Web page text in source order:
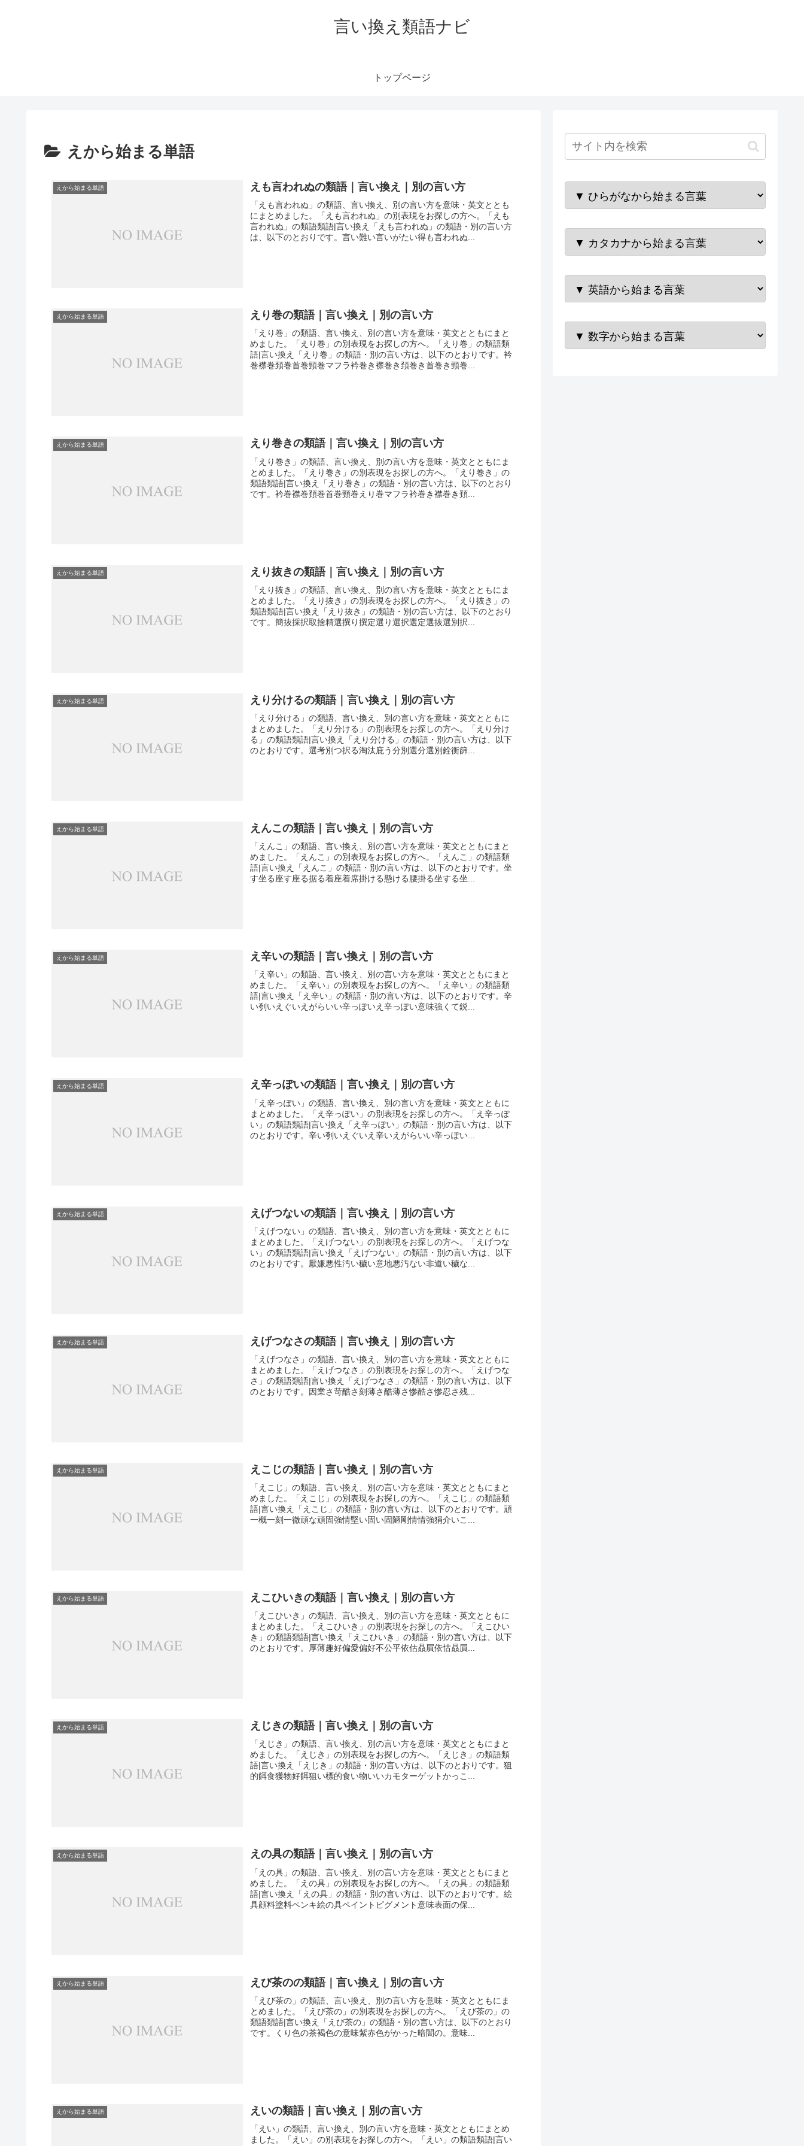
言い換え類語ナビ
トップページ
えから始まる単語
えから始まる単語 えも言われぬの類語｜言い換え｜別の言い方
「えも言われぬ」の類語、言い換え、別の言い方を意味・英文ととも
にまとめました。「えも言われぬ」の別表現をお探しの方へ。「えも
言われぬ」の類語類語|言い換え「えも言われぬ」の類語・別の言い方
は、以下のとおりです。言い難い言いがたい得も言われぬ...
えから始まる単語 えり巻の類語｜言い換え｜別の言い方
「えり巻」の類語、言い換え、別の言い方を意味・英文とともにまと
めました。「えり巻」の別表現をお探しの方へ。「えり巻」の類語類
語|言い換え「えり巻」の類語・別の言い方は、以下のとおりです。衿
巻襟巻頚巻首巻頸巻マフラ衿巻き襟巻き頚巻き首巻き頸巻...
えから始まる単語 えり巻きの類語｜言い換え｜別の言い方
「えり巻き」の類語、言い換え、別の言い方を意味・英文とともにま
とめました。「えり巻き」の別表現をお探しの方へ。「えり巻き」の
類語類語|言い換え「えり巻き」の類語・別の言い方は、以下のとおり
です。衿巻襟巻頚巻首巻頸巻えり巻マフラ衿巻き襟巻き頚...
えから始まる単語 えり抜きの類語｜言い換え｜別の言い方
「えり抜き」の類語、言い換え、別の言い方を意味・英文とともにま
とめました。「えり抜き」の別表現をお探しの方へ。「えり抜き」の
類語類語|言い換え「えり抜き」の類語・別の言い方は、以下のとおり
です。簡抜採択取捨精選撰り撰定選り選択選定選抜選別択...
えから始まる単語 えり分けるの類語｜言い換え｜別の言い方
「えり分ける」の類語、言い換え、別の言い方を意味・英文とともに
まとめました。「えり分ける」の別表現をお探しの方へ。「えり分け
る」の類語類語|言い換え「えり分ける」の類語・別の言い方は、以下
のとおりです。選考別つ択る淘汰庇う分別選分選別銓衡篩...
えから始まる単語 えんこの類語｜言い換え｜別の言い方
「えんこ」の類語、言い換え、別の言い方を意味・英文とともにまと
めました。「えんこ」の別表現をお探しの方へ。「えんこ」の類語類
語|言い換え「えんこ」の類語・別の言い方は、以下のとおりです。坐
す坐る座す座る据る着座着席掛ける懸ける腰掛る坐する坐...
えから始まる単語 え辛いの類語｜言い換え｜別の言い方
「え辛い」の類語、言い換え、別の言い方を意味・英文とともにまと
めました。「え辛い」の別表現をお探しの方へ。「え辛い」の類語類
語|言い換え「え辛い」の類語・別の言い方は、以下のとおりです。辛
い刳いえぐいえがらいい辛っぽいえ辛っぽい意味強くて鋭...
えから始まる単語 え辛っぽいの類語｜言い換え｜別の言い方
「え辛っぽい」の類語、言い換え、別の言い方を意味・英文とともに
まとめました。「え辛っぽい」の別表現をお探しの方へ。「え辛っぽ
い」の類語類語|言い換え「え辛っぽい」の類語・別の言い方は、以下
のとおりです。辛い刳いえぐいえ辛いえがらいい辛っぽい...
えから始まる単語 えげつないの類語｜言い換え｜別の言い方
「えげつない」の類語、言い換え、別の言い方を意味・英文とともに
まとめました。「えげつない」の別表現をお探しの方へ。「えげつな
い」の類語類語|言い換え「えげつない」の類語・別の言い方は、以下
のとおりです。厭嫌悪性汚い穢い意地悪汚ない非道い穢な...
えから始まる単語 えげつなさの類語｜言い換え｜別の言い方
「えげつなさ」の類語、言い換え、別の言い方を意味・英文とともに
まとめました。「えげつなさ」の別表現をお探しの方へ。「えげつな
さ」の類語類語|言い換え「えげつなさ」の類語・別の言い方は、以下
のとおりです。因業さ苛酷さ刻薄さ酷薄さ惨酷さ惨忍さ残...
えから始まる単語 えこじの類語｜言い換え｜別の言い方
「えこじ」の類語、言い換え、別の言い方を意味・英文とともにまと
めました。「えこじ」の別表現をお探しの方へ。「えこじ」の類語類
語|言い換え「えこじ」の類語・別の言い方は、以下のとおりです。頑
一概一刻一徹頑な頑固強情堅い固い固陋剛情情強狷介いこ...
えから始まる単語 えこひいきの類語｜言い換え｜別の言い方
「えこひいき」の類語、言い換え、別の言い方を意味・英文とともに
まとめました。「えこひいき」の別表現をお探しの方へ。「えこひい
き」の類語類語|言い換え「えこひいき」の類語・別の言い方は、以下
のとおりです。厚薄趣好偏愛偏好不公平依估贔屓依怙贔屓...
えから始まる単語 えじきの類語｜言い換え｜別の言い方
「えじき」の類語、言い換え、別の言い方を意味・英文とともにまと
めました。「えじき」の別表現をお探しの方へ。「えじき」の類語類
語|言い換え「えじき」の類語・別の言い方は、以下のとおりです。狙
的餌食獲物好餌狙い標的食い物いいカモターゲットかっこ...
えから始まる単語 えの具の類語｜言い換え｜別の言い方
「えの具」の類語、言い換え、別の言い方を意味・英文とともにまと
めました。「えの具」の別表現をお探しの方へ。「えの具」の類語類
語|言い換え「えの具」の類語・別の言い方は、以下のとおりです。絵
具顔料塗料ペンキ絵の具ペイントピグメント意味表面の保...
えから始まる単語 えび茶のの類語｜言い換え｜別の言い方
「えび茶の」の類語、言い換え、別の言い方を意味・英文とともにま
とめました。「えび茶の」の別表現をお探しの方へ。「えび茶の」の
類語類語|言い換え「えび茶の」の類語・別の言い方は、以下のとおり
です。くり色の茶褐色の意味紫赤色がかった暗闇の。意味...
えから始まる単語 えいの類語｜言い換え｜別の言い方
「えい」の類語、言い換え、別の言い方を意味・英文とともにまとめ
ました。「えい」の別表現をお探しの方へ。「えい」の類語類語|言い